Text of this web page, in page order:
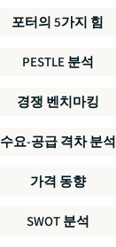
포터의 5가지 힘
PESTLE 분석
경쟁 벤치마킹
수요-공급 격차 분석
가격 동향
SWOT 분석